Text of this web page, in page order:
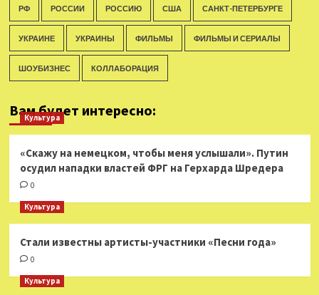
РФ РОССИИ РОССИЮ США САНКТ-ПЕТЕРБУРГЕ
УКРАИНЕ УКРАИНЫ ФИЛЬМЫ ФИЛЬМЫ И СЕРИАЛЫ
ШОУБИЗНЕС КОЛЛАБОРАЦИЯ
Вам будет интересно:
Культура
«Скажу на немецком, чтобы меня услышали». Путин
осудил нападки властей ФРГ на Герхарда Шредера
0
Культура
Стали известны артисты-участники «Песни года»
0
Культура